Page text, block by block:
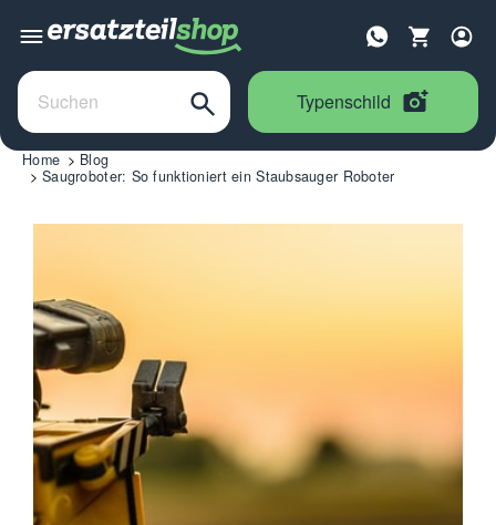
Typenschild
Home
Blog
Saugroboter: So funktioniert ein Staubsauger Roboter